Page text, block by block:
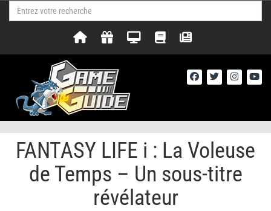
FANTASY LIFE i : La Voleuse
de Temps – Un sous-titre
révélateur